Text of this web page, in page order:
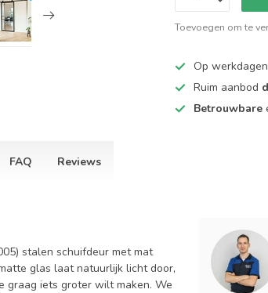
Toevoegen om te
Op
Ruim aanbod
Betrouwbare
FAQ Reviews
stalen schuifdeur met mat
glas laat natuurlijk licht door,
graag iets groter wilt maken. We